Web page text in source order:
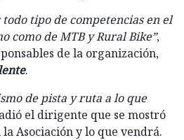
tipo de competencias en el
como de MTB y Rural Bike”,
de la organización,
.
de pista y ruta a lo que
el dirigente que se mostró
Asociación y lo que vendrá.